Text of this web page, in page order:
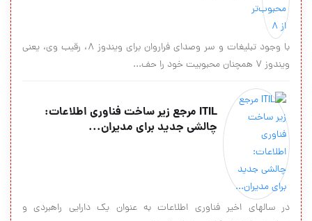
با وجود تبلیغات و سر وصدای فراروان برای ویندوز 8، رقیب وی، یعنی
ویندوز 7 همچنان محبوبیت خود را حف...
ITIL مرجع زیر ساخت فناوری اطلاعات:
چالشی جدید برای مدیران...
در سالهای اخیر فناوری اطلاعات به عنوان یک دارایی راهبردی و